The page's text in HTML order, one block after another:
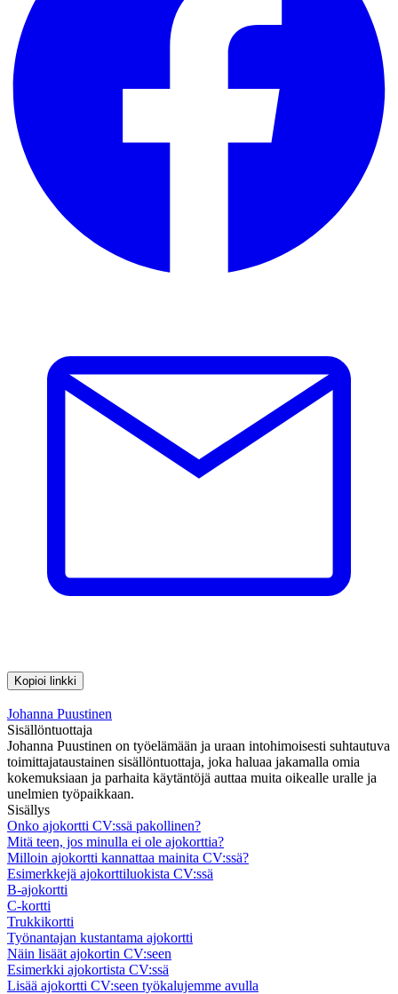
Kopioi linkki
Johanna Puustinen
Sisällöntuottaja
Johanna Puustinen on työelämään ja uraan intohimoisesti suhtautuva
toimittajataustainen sisällöntuottaja, joka haluaa jakamalla omia
kokemuksiaan ja parhaita käytäntöjä auttaa muita oikealle uralle ja
unelmien työpaikkaan.
Sisällys
Onko ajokortti CV:ssä pakollinen?
Mitä teen, jos minulla ei ole ajokorttia?
Milloin ajokortti kannattaa mainita CV:ssä?
Esimerkkejä ajokorttiluokista CV:ssä
B-ajokortti
C-kortti
Trukkikortti
Työnantajan kustantama ajokortti
Näin lisäät ajokortin CV:seen
Esimerkki ajokortista CV:ssä
Lisää ajokortti CV:seen työkalujemme avulla